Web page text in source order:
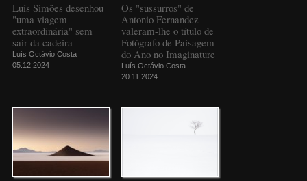
Luís Simões desenhou
"uma viagem
extraordinária" sem
sair da cadeira
Luís Octávio Costa
05.12.2024
Os "sussurros" de
Antonio Fernandez
valeram-lhe o título de
Fotógrafo de Paisagem
do Ano no Imaginature
Luís Octávio Costa
20.11.2024